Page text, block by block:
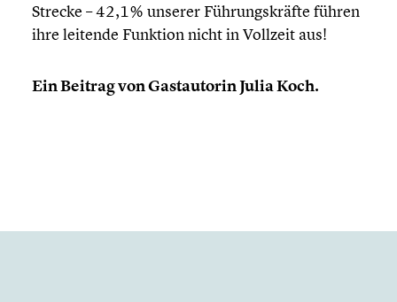
Strecke – 42,1% unserer Führungs­kräfte führen
ihre leitende Funktion nicht in Vollzeit aus!
Ein Beitrag von Gastau­torin Julia Koch.